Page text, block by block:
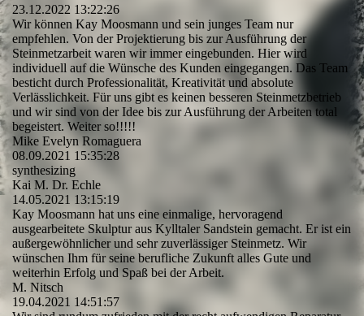
23.12.2022 13:22:26
Wir können Kay Moosmann und sein junges Team nur
empfehlen. Von der Projektierung bis zur Ausführung der
Steinmetzarbeit waren wir immer eingebunden. Hier wird
individuell auf die Wünsche des Kunden eingegangen. Das Team
besticht durch Professionalität, Kreativität und absolute
Verlässlichkeit. Für uns gibt es keinen besseren Steinmetzbetrieb
und wir sind von der Idee bis zur Ausführung der Arbeiten total
begeistert. Weiter so!!!!!
Mike Evelyn Romaguera
08.09.2021 15:35:28
synthesizing
Kai M. Dr. Echle
14.05.2021 13:15:19
Kay Moosmann hat uns eine einmalige, hervoragend
ausgearbeitete Skulptur aus Kylltaler Sandstein gemacht. Er ist ein
außergewöhnlicher und sehr zuverlässiger Steinmetz. Wir
wünschen Ihm für seine berufliche Zukunft alles Gute und
weiterhin Erfolg und Spaß bei der Arbeit.
M. Nitsch
19.04.2021 14:51:57